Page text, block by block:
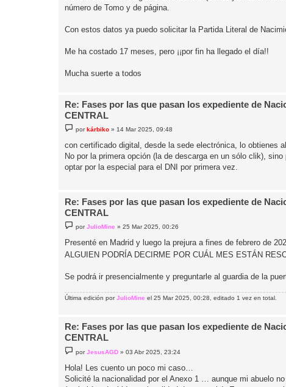
a
número de Tomo y de página.
Con estos datos ya puedo solicitar la Partida Literal de
Me ha costado 17 meses, pero ¡¡por fin ha llegado el día!!
Mucha suerte a todos
Re: Fases por las que pasan los expediente de
CENTRAL
e
s
a
j
e
porkárbiko »14 Mar 2025, 09:48
con certificado digital, desde la sede electrónica, lo obtienes
No por la primera opción (la de descarga en un sólo clik),
optar por la especial para el DNI por primera vez.
Re: Fases por las que pasan los expediente de
CENTRAL
e
s
a
porJulioMine »25 Mar 2025, 00:26
Presenté en Madrid y luego la prejura a fines de febrero de
ALGUIEN PODRÍA DECIRME POR CUÁL MES ESTÁN
Se podrá ir presencialmente y preguntarle al guardia de la
Última edición porJulioMine el 25 Mar 2025, 00:28, editado 1 vez en total.
Re: Fases por las que pasan los expediente de
CENTRAL
e
n
s
a
porJesusAGD »03 Abr 2025, 23:24
Hola! Les cuento un poco mi caso…
Solicité la nacionalidad por el Anexo 1 … aunque mi abuelo